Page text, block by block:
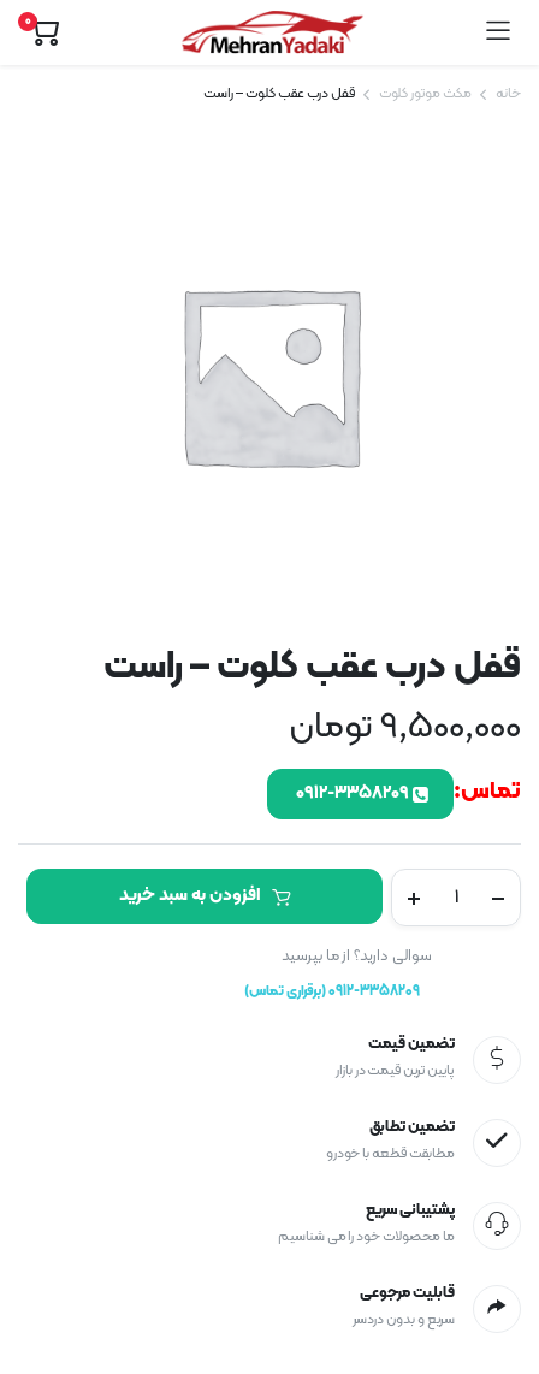
0
خانه مکث موتور کلوت قفل درب عقب کلوت – راست
قفل درب عقب کلوت – راست
9,500,000تومان
تماس: ۰۹۱۲-۳۳۵۸۲۰۹
درب
عقب
افزودن به سبد خرید
سوالی دارید؟ از ما بپرسید
0912-3358209 (برقراری تماس)
تضمین قیمت
پایین ترین قیمت در بازار
تضمین تطابق
مطابقت قطعه با خودرو
پشتیبانی سریع
ما محصولات خود را می شناسیم
قابلیت مرجوعی
سریع و بدون دردسر